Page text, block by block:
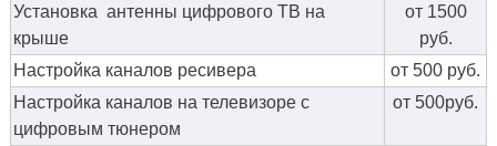
Установка антенны цифрового ТВ на
крыше
от 1500
руб.
Настройка каналов ресивера
от 500 руб.
Настройка каналов на телевизоре с
цифровым тюнером
от 500руб.